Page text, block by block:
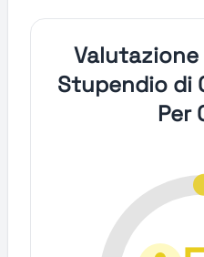
Stupendio di
Per